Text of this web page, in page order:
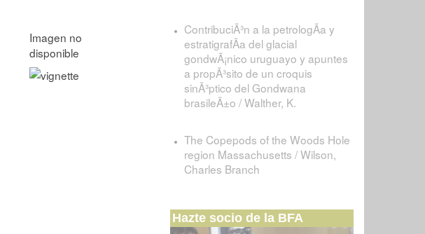
ContribuciÃ³n a la petrologÃ­a y
estratigrafÃ­a del glacial
gondwÃ¡nico uruguayo y apuntes
a propÃ³sito de un croquis
sinÃ³ptico del Gondwana
brasileÃ±o / Walther, K.
The Copepods of the Woods Hole
region Massachusetts / Wilson,
Charles Branch
Hazte socio de la BFA